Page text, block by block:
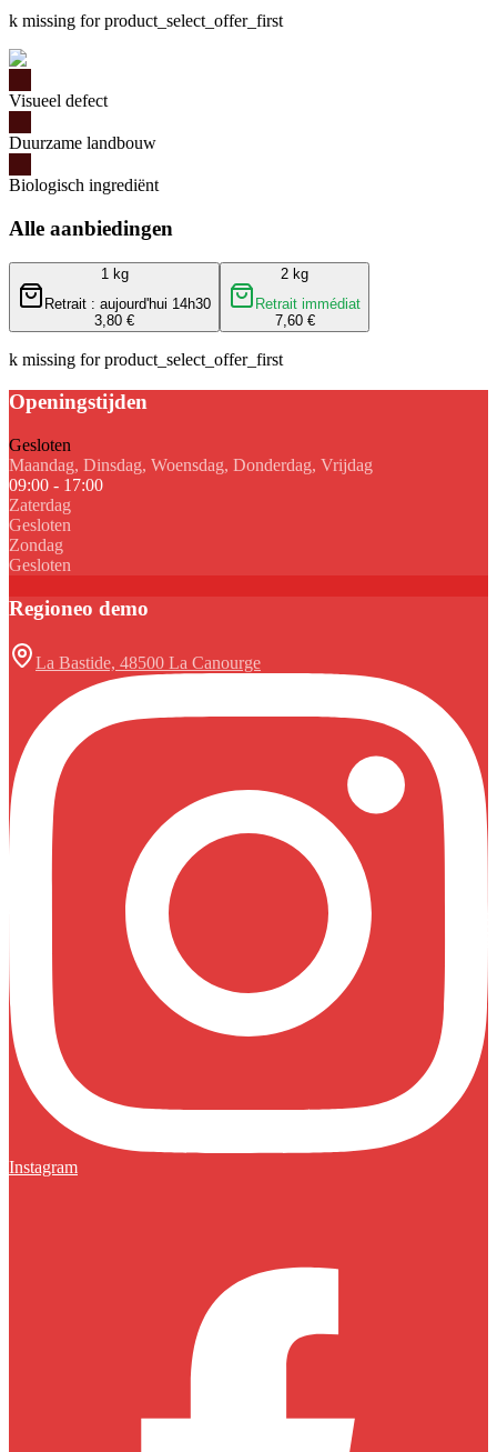
k missing for product_select_offer_first
Visueel defect
Duurzame landbouw
Biologisch ingrediënt
Alle aanbiedingen
1 kg
Retrait : aujourd'hui 14h30
3,80 €
2 kg
Retrait immédiat
7,60 €
k missing for product_select_offer_first
Openingstijden
Gesloten
Maandag, Dinsdag, Woensdag, Donderdag, Vrijdag
09:00 - 17:00
Zaterdag
Gesloten
Zondag
Gesloten
Regioneo demo
La Bastide, 48500 La Canourge
Instagram